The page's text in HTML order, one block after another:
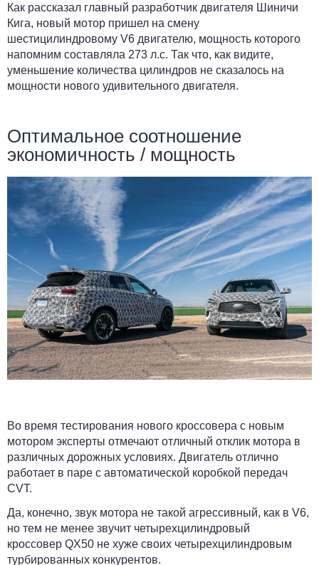
Как рассказал главный разработчик двигателя Шиничи
Кига, новый мотор пришел на смену
шестицилиндровому V6 двигателю, мощность которого
напомним составляла 273 л.с. Так что, как видите,
уменьшение количества цилиндров не сказалось на
мощности нового удивительного двигателя.
Оптимальное соотношение
экономичность / мощность
Во время тестирования нового кроссовера с новым
мотором эксперты отмечают отличный отклик мотора в
различных дорожных условиях. Двигатель отлично
работает в паре с автоматической коробкой передач
CVT.
Да, конечно, звук мотора не такой агрессивный, как в V6,
но тем не менее звучит четырехцилиндровый
кроссовер QX50 не хуже своих четырехцилиндровым
турбированных конкурентов.